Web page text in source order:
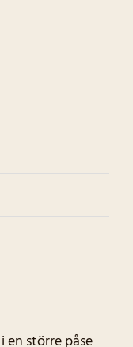
en större påse